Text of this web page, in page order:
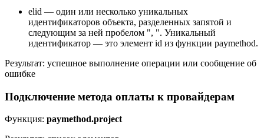
elid — один или несколько уникальных
идентификаторов объекта, разделенных запятой и
следующим за ней пробелом ", ". Уникальный
идентификатор — это элемент id из функции paymethod.
Результат: успешное выполнение операции или сообщение об
ошибке
Подключение метода оплаты к провайдерам
Функция: paymethod.project